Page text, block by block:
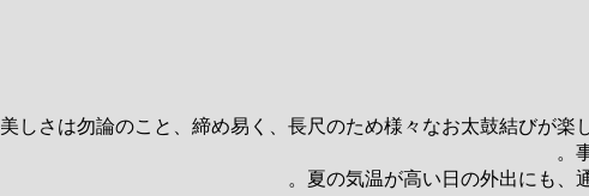
しさは勿論のこと、締め易く、長尺のため様々なお太鼓結びが楽
夏の気温が高い日の外出にも、